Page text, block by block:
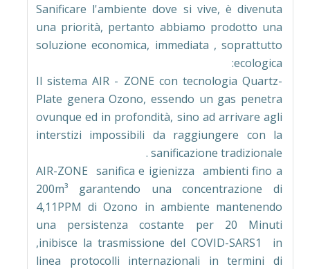
Sanificare l'ambiente dove si vive, è divenuta
una priorità, pertanto abbiamo prodotto una
soluzione economica, immediata , soprattutto
ecologica:
Il sistema AIR - ZONE con tecnologia Quartz-
Plate genera Ozono, essendo un gas penetra
ovunque ed in profondità, sino ad arrivare agli
interstizi impossibili da raggiungere con la
sanificazione tradizionale .
AIR-ZONE sanifica e igienizza ambienti fino a
200m³ garantendo una concentrazione di
4,11PPM di Ozono in ambiente mantenendo
una persistenza costante per 20 Minuti
,inibisce la trasmissione del COVID-SARS1 in
linea protocolli internazionali in termini di